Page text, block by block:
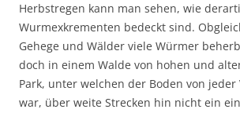
Herbstregen kann man sehen, wie
Wurmexkrementen bedeckt sind.
Gehege und Wälder viele Würmer
doch in einem Walde von hohen und
Park, unter welchen der Boden von jeder
war, über weite Strecken hin nicht ein